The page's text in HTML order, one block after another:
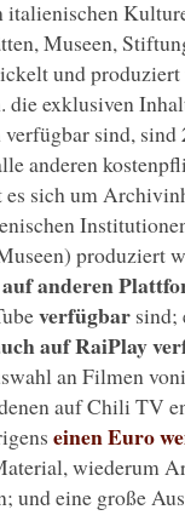
italienischen
Museen,
und
die exklusiven
sind, sind
anderen
sich um
produziert
anderen
verfügbarsind;
auf RaiPlay
an Filmen
auf Chili TV
einen Euro
wiederum
und eine große